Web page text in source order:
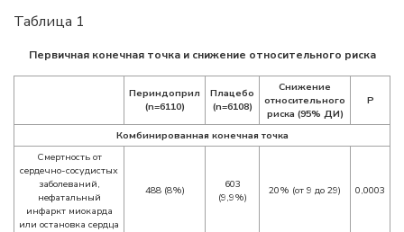
Таблица 1
Первичная конечная точка и снижение относительного риска
Периндоприл
(n=6110)
Плацебо
(n=6108)
Снижение
относительного
риска (95% ДИ)
Р
Комбинированная конечная точка
Смертность от
сердечно-сосудистых
заболеваний,
нефатальный
инфаркт миокарда
или остановка сердца
488 (8%)
603
(9,9%)
20% (от 9 до 29) 0,0003